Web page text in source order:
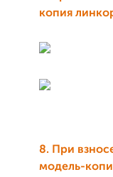
копия
8. При
модель-